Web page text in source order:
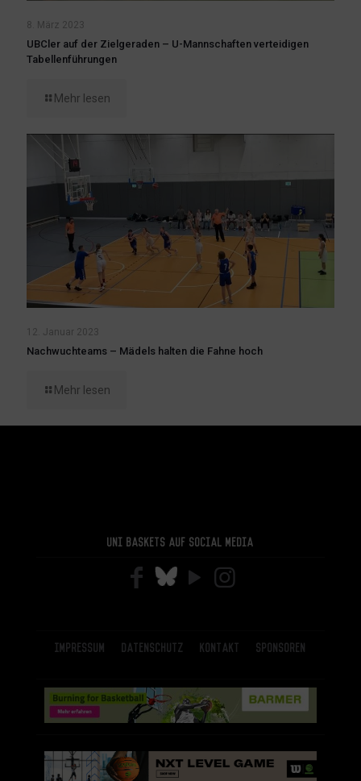
8. März 2023
UBCler auf der Zielgeraden – U-Mannschaften verteidigen
Tabellenführungen
Mehr lesen
12. Januar 2023
Nachwuchteams – Mädels halten die Fahne hoch
Mehr lesen
Uni Baskets auf Social Media
Impressum Datenschutz Kontakt Sponsoren